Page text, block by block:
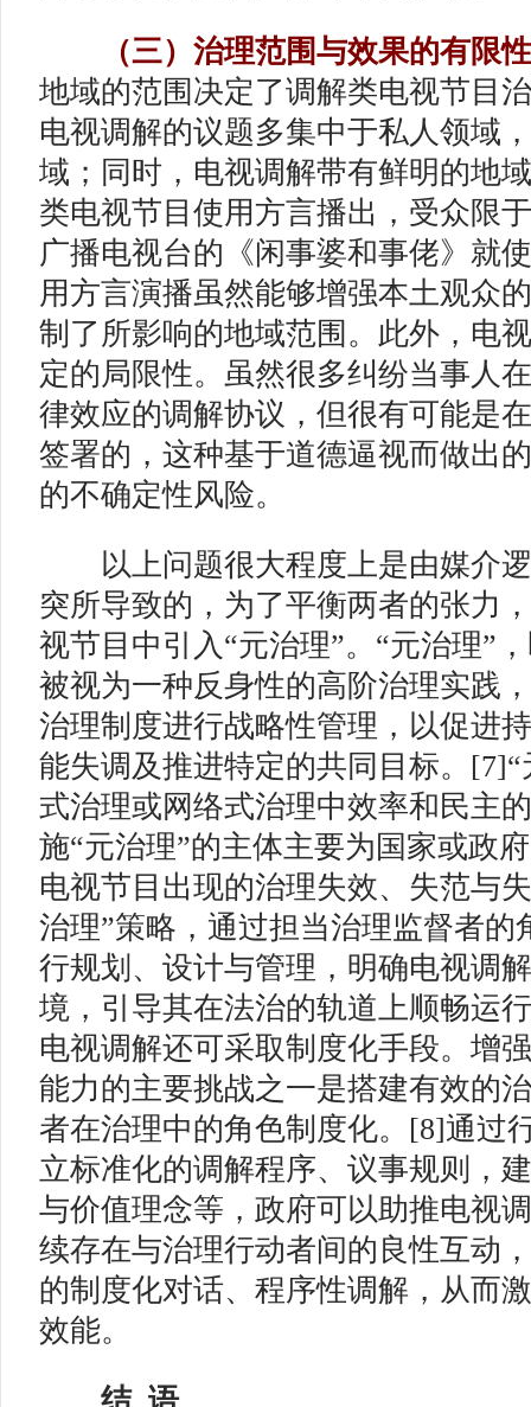
（三）治理范围与效果的有限
地域的范围决定了调解类电视节目
电视调解的议题多集中于私人领域
域；同时，电视调解带有鲜明的地
类电视节目使用方言播出，受众限
广播电视台的《闲事婆和事佬》就
用方言演播虽然能够增强本土观众
制了所影响的地域范围。此外，电
定的局限性。虽然很多纠纷当事人
律效应的调解协议，但很有可能是
签署的，这种基于道德逼视而做出
的不确定性风险。
以上问题很大程度上是由媒介逻
突所导致的，为了平衡两者的张力
视节目中引入“元治理”。“元治理”
被视为一种反身性的高阶治理实践
治理制度进行战略性管理，以促进
能失调及推进特定的共同目标。
式治理或网络式治理中效率和民主
施“元治理”的主体主要为国家或政
电视节目出现的治理失效、失范与
治理”策略，通过担当治理监督者的
行规划、设计与管理，明确电视调
境，引导其在法治的轨道上顺畅运
电视调解还可采取制度化手段。增
能力的主要挑战之一是搭建有效的
者在治理中的角色制度化。[8]通过
立标准化的调解程序、议事规则，
与价值理念等，政府可以助推电视
续存在与治理行动者间的良性互动
的制度化对话、程序性调解，从而
效能。